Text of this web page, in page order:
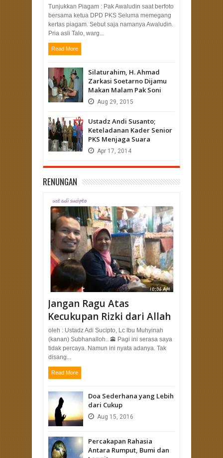
Tunjukkan Piagam : Pak Awaludin saat berfoto
bersama ketua DPD PKS Seluma memegang
kertas piagam. Sebut saja namanya Awaludin.
Pria asli Talo, warg...
Read More
Silaturahim, H. Ahmad
Zarkasi Soetarno Dijamu
Makan Malam Pak Soni
Aug 29, 2015
Ustadz Andi Susanto;
Keteladanan Kader Senior
PKS Menjaga Suara
Apr 17, 2014
RENUNGAN
Jangan Ragu Atas
Kecukupan Rizki dari Allah
oleh : Ustadz Adi Sucipto, Lc Ibu Muhyinah
(kanan) Subhanalloh.. 🕋 Pagi ini serasa saya
tidak percaya. Namun ini nyata adanya. Tak
disang...
Read More
Doa Sederhana yang Lebih
dari Cukup
Aug 15, 2016
Percakapan Rahasia
Antara Rumput, Bumi dan